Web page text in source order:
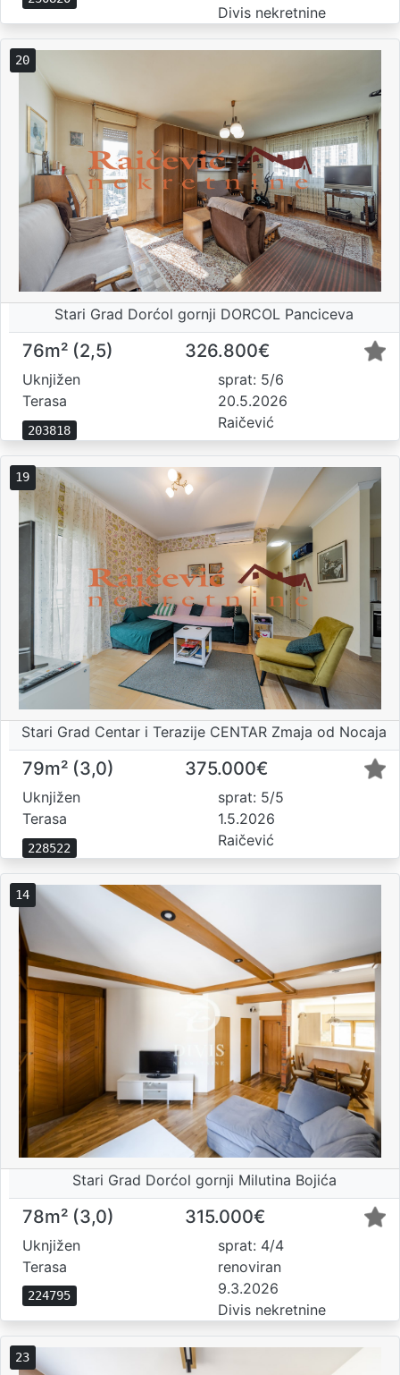
Divis nekretnine
20
Stari Grad Dorćol gornji DORCOL Panciceva
76m² (2,5) 326.800€
Uknjižen
Terasa
203818
sprat: 5/6
20.5.2026
Raičević
19
Stari Grad Centar i Terazije CENTAR Zmaja od Nocaja
79m² (3,0) 375.000€
Uknjižen
Terasa
228522
sprat: 5/5
1.5.2026
Raičević
14
Stari Grad Dorćol gornji Milutina Bojića
78m² (3,0) 315.000€
Uknjižen
Terasa
224795
sprat: 4/4
renoviran
9.3.2026
Divis nekretnine
23